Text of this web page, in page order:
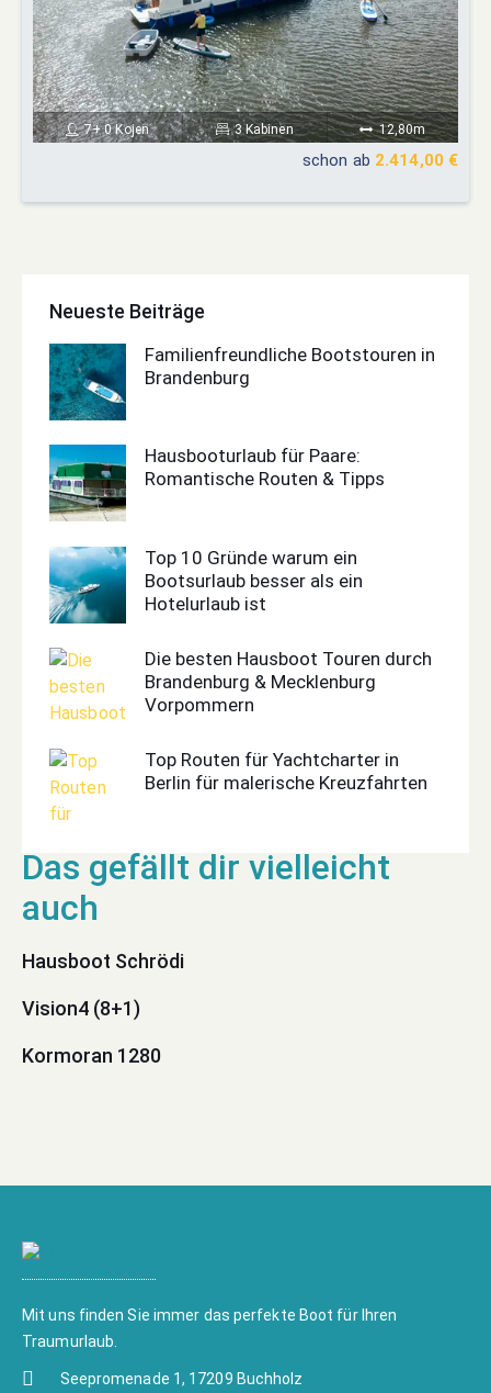
7+ 0 Kojen 3 Kabinen 12,80m
schon ab 2.414,00 €
Neueste Beiträge
Familienfreundliche Bootstouren in
Brandenburg
Hausbooturlaub für Paare:
Romantische Routen & Tipps
Top 10 Gründe warum ein
Bootsurlaub besser als ein
Hotelurlaub ist
Die besten Hausboot Touren durch
Brandenburg & Mecklenburg
Vorpommern
Top Routen für Yachtcharter in
Berlin für malerische Kreuzfahrten
Hausboot Schrödi
Vision4 (8+1)
Kormoran 1280
Mit uns finden Sie immer das perfekte Boot für Ihren
Traumurlaub.
Seepromenade 1, 17209 Buchholz